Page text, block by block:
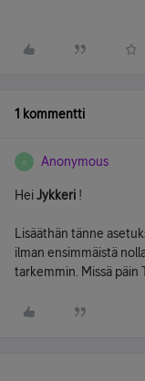
1 kommentti
A Anonymous
HeiJykkeri !
Lisääthän tänne
ilman ensimmäistä
tarkemmin. Missä päin